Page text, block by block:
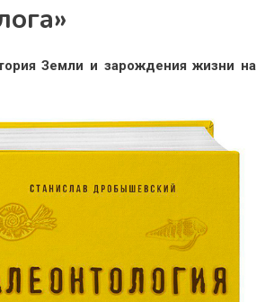
Земли и зарождения жизни на